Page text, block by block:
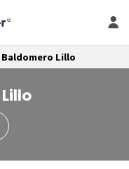
Baldomero Lillo